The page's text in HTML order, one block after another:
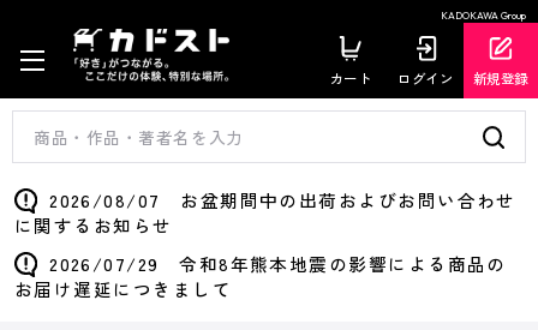
KADOKAWA Group
カート ログイン 新規登録
2026/08/07 お盆期間中の出荷およびお問い合わせ
に関するお知らせ
2026/07/29 令和8年熊本地震の影響による商品の
お届け遅延につきまして